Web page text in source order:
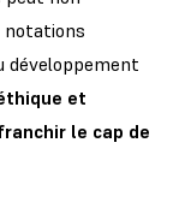
notations
développement
et
le cap de